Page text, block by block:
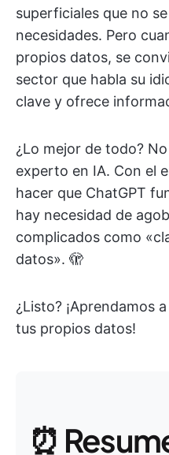
superficiales que no
necesidades. Pero
propios datos, se
sector que habla su
clave y ofrece
¿Lo mejor de todo?
experto en IA. Con el
hacer que ChatGPT
hay necesidad de
complicados como
datos». 🫣
¿Listo? ¡Aprendamos
tus propios datos!
⏰